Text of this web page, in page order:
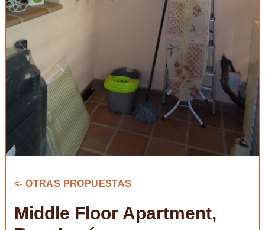
<- OTRAS PROPUESTAS
Middle Floor Apartment,